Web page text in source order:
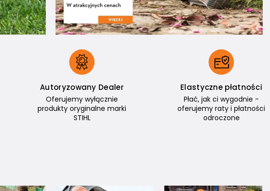
Autoryzowany Dealer
Oferujemy wyłącznie
produkty oryginalne marki
STIHL
Elastyczne płatności
Płać, jak ci wygodnie -
oferujemy raty i płatności
odroczone